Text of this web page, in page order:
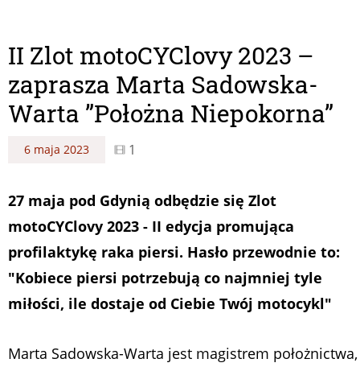
II Zlot motoCYClovy 2023 –
zaprasza Marta Sadowska-
Warta ”Położna Niepokorna”
6 maja 2023 1
27 maja pod Gdynią odbędzie się Zlot
motoCYClovy 2023 - II edycja promująca
profilaktykę raka piersi. Hasło przewodnie to:
"Kobiece piersi potrzebują co najmniej tyle
miłości, ile dostaje od Ciebie Twój motocykl"
Marta Sadowska-Warta jest magistrem położnictwa,